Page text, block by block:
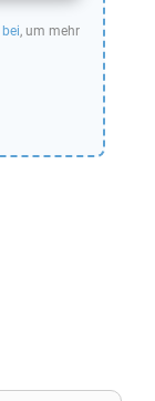
, um mehr